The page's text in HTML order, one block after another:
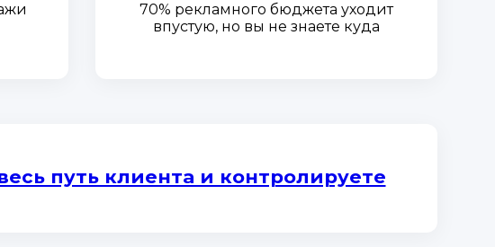
70% рекламного бюджета уходит
впустую, но вы не знаете куда
путь клиента и контролируете